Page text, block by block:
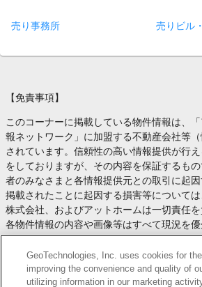
売り事務所 売りビル
【免責事項】
このコーナーに掲載している物件情報は、
報ネットワーク」に加盟する不動産会社等
されています。信頼性の高い情報提供が行
をしておりますが、その内容を保証するも
者のみなさまと各情報提供元との取引に起
掲載されたことに起因する損害等について
株式会社、およびアットホームは一切責任を
各物件情報の内容や画像等はすべて現況を
す。
お取引等（お取引の準備、資金調達等を含
や契約条件等について、 各情報提供元より
身でご確認の上、判断してください。
GeoTechnologies, Inc. uses cookies for
improving the convenience and quality of
utilizing information in our marketing